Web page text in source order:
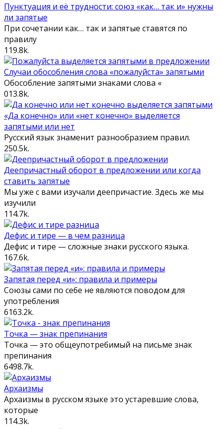
Пунктуация и её трудности: союз «как… так и» нужны
ли запятые
При сочетании как… так и запятые ставятся по
правилу
1 19.8k.
Случаи обособления слова «пожалуйста» запятыми
Обособление запятыми знаками слова «
013.8k.
«Да конечно» или «нет конечно» выделяется
запятыми или нет
Русский язык знаменит разнообразием правил.
250.5k.
Деепричастный оборот в предложении или когда
ставить запятые
Мы уже с вами изучали деепричастие. Здесь же мы
изучили
1 14.7k.
Дефис и тире — в чем разница
Дефис и тире — сложные знаки русского языка.
167.6k.
Запятая перед «и»: правила и примеры
Союзы сами по себе не являются поводом для
употребления
6163.2k.
Точка — знак препинания
Точка — это общеупотребимый на письме знак
препинания
6498.7k.
Архаизмы
Архаизмы в русском языке это устаревшие слова,
которые
1 14.3k.